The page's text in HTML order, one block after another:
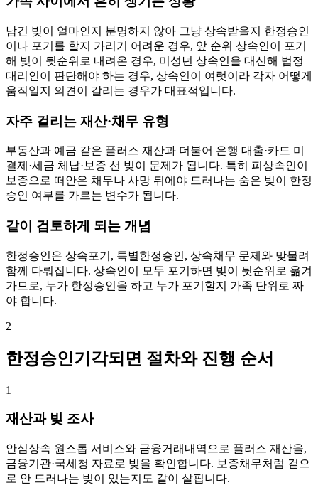
남긴 빚이 얼마인지 분명하지 않아 그냥 상속받을지 한정승인
이나 포기를 할지 가리기 어려운 경우, 앞 순위 상속인이 포기
해 빚이 뒷순위로 내려온 경우, 미성년 상속인을 대신해 법정
대리인이 판단해야 하는 경우, 상속인이 여럿이라 각자 어떻게
움직일지 의견이 갈리는 경우가 대표적입니다.
자주 걸리는 재산·채무 유형
부동산과 예금 같은 플러스 재산과 더불어 은행 대출·카드 미
결제·세금 체납·보증 선 빚이 문제가 됩니다. 특히 피상속인이
보증으로 떠안은 채무나 사망 뒤에야 드러나는 숨은 빚이 한정
승인 여부를 가르는 변수가 됩니다.
같이 검토하게 되는 개념
한정승인은 상속포기, 특별한정승인, 상속채무 문제와 맞물려
함께 다뤄집니다. 상속인이 모두 포기하면 빚이 뒷순위로 옮겨
가므로, 누가 한정승인을 하고 누가 포기할지 가족 단위로 짜
야 합니다.
2
한정승인기각되면 절차와 진행 순서
1
재산과 빚 조사
안심상속 원스톱 서비스와 금융거래내역으로 플러스 재산을,
금융기관·국세청 자료로 빚을 확인합니다. 보증채무처럼 겉으
로 안 드러나는 빚이 있는지도 같이 살핍니다.